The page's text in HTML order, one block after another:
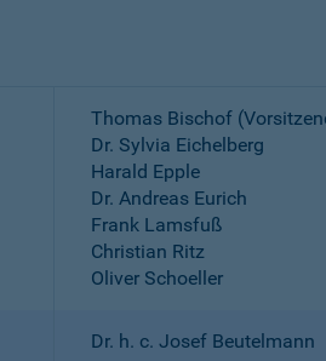
Thomas Bischof
Dr. Sylvia Eichelberg
Harald Epple
Dr. Andreas Eurich
Frank Lamsfuß
Christian Ritz
Oliver Schoeller
Dr. h. c. Josef Beutelmann